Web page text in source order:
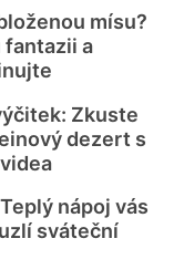
mísu?
fantazii a
Zkuste
dezert s
nápoj vás
sváteční